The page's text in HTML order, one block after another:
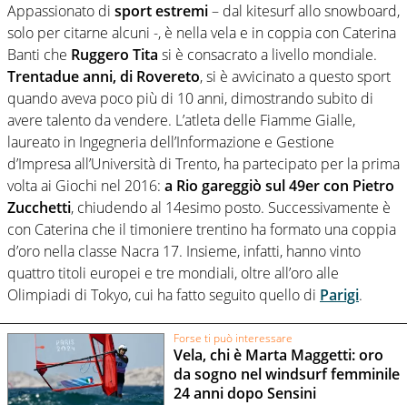
Appassionato di sport estremi– dal kitesurf allo snowboard,
solo per citarne alcuni -, è nella vela e in coppia con Caterina
Banti che Ruggero Tita si è consacrato a livello mondiale.
Trentadue anni, di Rovereto, si è avvicinato a questo sport
quando aveva poco più di 10 anni, dimostrando subito di
avere talento da vendere. L’atleta delle Fiamme Gialle,
laureato in Ingegneria dell’Informazione e Gestione
d’Impresa all’Università di Trento, ha partecipato per la prima
volta ai Giochi nel 2016: a Rio gareggiò sul 49er con Pietro
Zucchetti, chiudendo al 14esimo posto. Successivamente è
con Caterina che il timoniere trentino ha formato una coppia
d’oro nella classe Nacra 17. Insieme, infatti, hanno vinto
quattro titoli europei e tre mondiali, oltre all’oro alle
Olimpiadi di Tokyo, cui ha fatto seguito quello di Parigi.
Forse ti può interessare
Vela, chi è Marta Maggetti: oro
da sogno nel windsurf femminile
24 anni dopo Sensini